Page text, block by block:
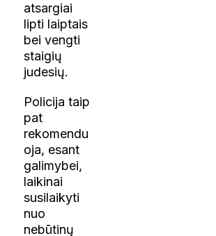
atsargiai
lipti laiptais
bei vengti
staigių
judesių.
Policija taip
pat
rekomendu
oja, esant
galimybei,
laikinai
susilaikyti
nuo
nebūtinų